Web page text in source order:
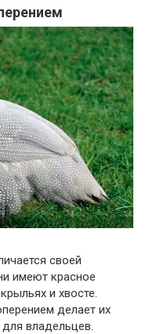
своей
имеют красное
и хвосте.
делает их
владельцев.